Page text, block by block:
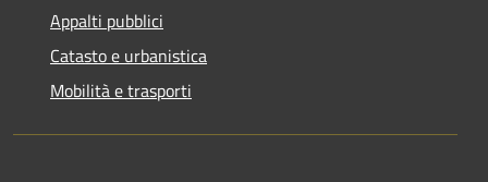
Appalti pubblici
Catasto e urbanistica
Mobilità e trasporti